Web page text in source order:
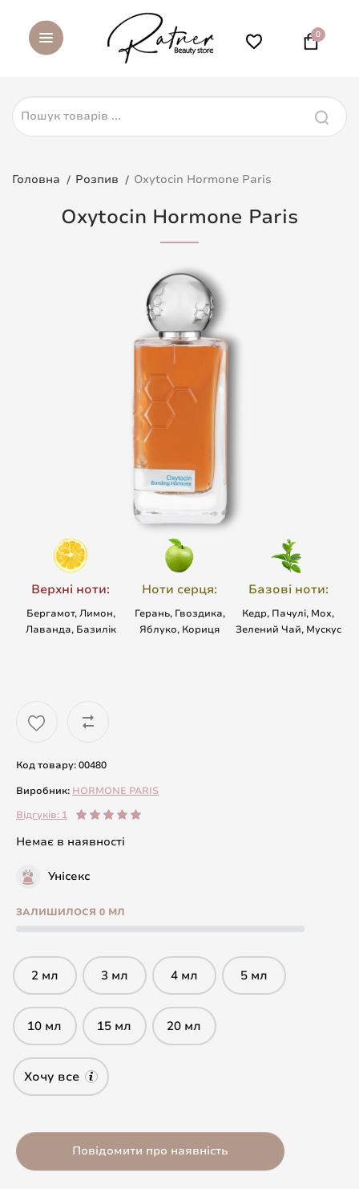
0
Головна Розпив Oxytocin Hormone Paris
Oxytocin Hormone Paris
Верхні ноти:
Бергамот, Лимон,
Лаванда, Базилік
Ноти серця:
Герань, Гвоздика,
Яблуко, Кориця
Базові ноти:
Кедр, Пачулі, Мох,
Зелений Чай, Мускус
Код товару: 00480
Виробник: HORMONE PARIS
Відгуків: 1
Немає в наявності
Унісекс
ЗАЛИШИЛОСЯ 0 МЛ
2 мл 3 мл 4 мл 5 мл
10 мл 15 мл 20 мл
Хочу все
Повідомити про наявність